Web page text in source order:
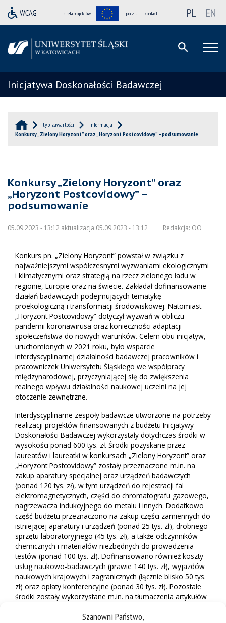
Szanowni Państwo,
strefa projektów poczta kontakt PL EN
Inicjatywa Doskonałości Badawczej
typ zawartości
informacja
Konkursy „Zielony Horyzont” oraz „Horyzont Postcovidowy” – podsumowanie
Konkursy „Zielony Horyzont” oraz
„Horyzont Postcovidowy” –
podsumowanie
05.09.2023 - 13:12 aktualizacja 05.09.2023 - 13:12 Redakcja: OO
Konkurs pn. „Zielony Horyzont” powstał w związku z
najważniejszymi współczesnymi wyzwaniami ekologicznymi
i klimatycznymi oraz strategią na rzecz zielonego ładu w
regionie, Europie oraz na świecie. Zakładał dofinansowanie
działań badawczych podejmujących tematykę
proekologiczną i transformacji środowiskowej. Natomiast
„Horyzont Postcovidowy” dotyczył wyzwań w obliczu
pandemii koronawirusa oraz konieczności adaptacji
społeczeństwa do nowych warunków. Celem obu inicjatyw,
uruchomionych w 2021 roku, było wsparcie
interdyscyplinarnej działalności badawczej pracowników i
pracowniczek Uniwersytetu Śląskiego we współpracy
międzynarodowej, przyczyniającej się do zwiększenia
realnego wpływu działalności naukowej uczelni na jej
otoczenie zewnętrzne.
Interdyscyplinarne zespoły badawcze utworzone na potrzeby
realizacji projektów finansowanych z budżetu Inicjatywy
Doskonałości Badawczej wykorzystały dotychczas środki w
wysokości ponad 600 tys. zł. Środki pozyskane przez
laureatów i laureatki w konkursach „Zielony Horyzont” oraz
„Horyzont Postcovidowy” zostały przeznaczone m.in. na
zakup aparatury specjalnej oraz urządzeń badawczych
(ponad 120 tys. zł), w tym urządzeń do rejestracji fal
elektromagnetycznych, części do chromatografu gazowego,
nagrzewacza indukcyjnego do metalu i innych. Dodatkowo
część budżetu przeznaczono na zakup części zamiennych do
istniejącej aparatury i urządzeń (ponad 25 tys. zł), drobnego
sprzętu laboratoryjnego (45 tys. zł), a także odczynników
chemicznych i materiałów niezbędnych do prowadzenia
testów (ponad 100 tys. zł). Dofinansowano również koszty
usług naukowo-badawczych (prawie 140 tys. zł), wyjazdów
naukowych krajowych i zagranicznych (łącznie blisko 50 tys.
zł) oraz opłaty konferencyjne (ponad 30 tys. zł). Pozostałe
środki zostały wykorzystane m.in. na tłumaczenia artykułów